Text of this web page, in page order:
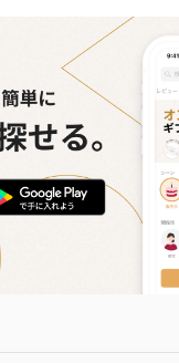
実楽山田錦 特別
酒（655円）
まみ・サプリを同梱